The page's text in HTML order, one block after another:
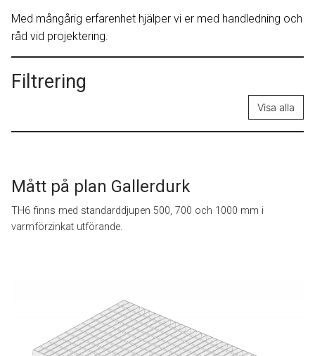
Med mångårig erfarenhet hjälper vi er med handledning och
råd vid projektering.
Filtrering
Visa alla
Mått på plan Gallerdurk
TH6 finns med standarddjupen 500, 700 och 1000 mm i
varmförzinkat utförande.